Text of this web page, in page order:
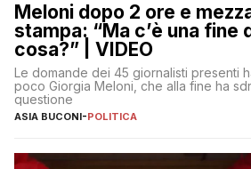
Meloni dopo 2 ore e
stampa: “Ma c’è una fine
cosa?” | VIDEO
Le domande dei 45 giornalisti presenti
poco Giorgia Meloni, che alla fine ha
questione
ASIA BUCONI-POLITICA